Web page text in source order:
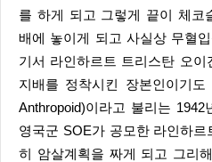
를 하게 되고 그렇게 끝이 체코
배에 놓이게 되고 사실상 무혈
기서 라인하르트 트리스탄 오
지배를 정착시킨 장본인이기
Anthropoid)이라고 불리는
영국군 SOE가 공모한 라인하르
히 암살계획을 짜게 되고 그리